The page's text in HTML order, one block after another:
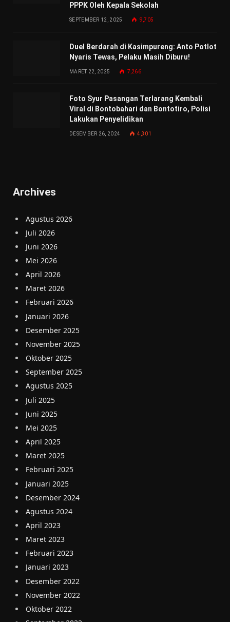
PPPK Oleh Kepala Sekolah
SEPTEMBER 12, 2025 9,705
Duel Berdarah di Kasimpureng: Anto Potlot
Nyaris Tewas, Pelaku Masih Diburu!
MARET 22, 2025 7,266
Foto Syur Pasangan Terlarang Kembali
Viral di Bontobahari dan Bontotiro, Polisi
Lakukan Penyelidikan
DESEMBER 26, 2024 4,301
Archives
Agustus 2026
Juli 2026
Juni 2026
Mei 2026
April 2026
Maret 2026
Februari 2026
Januari 2026
Desember 2025
November 2025
Oktober 2025
September 2025
Agustus 2025
Juli 2025
Juni 2025
Mei 2025
April 2025
Maret 2025
Februari 2025
Januari 2025
Desember 2024
Agustus 2024
April 2023
Maret 2023
Februari 2023
Januari 2023
Desember 2022
November 2022
Oktober 2022